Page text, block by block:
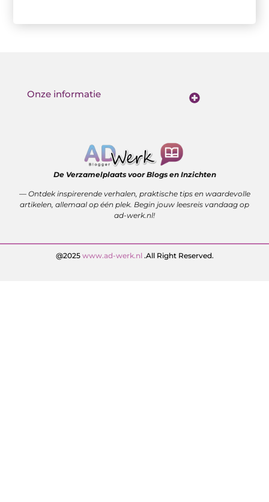
De Verzamelplaats voor Blogs en Inzichten
— Ontdek inspirerende verhalen, praktische tips en waardevolle
artikelen, allemaal op één plek. Begin jouw leesreis vandaag op
ad-werk.nl!
@2025 www.ad-werk.nl .All Right Reserved.
Onze informatie